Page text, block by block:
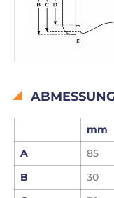
mm
A
85
B
30